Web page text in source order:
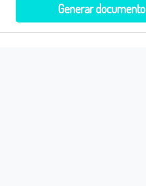
Generar documento